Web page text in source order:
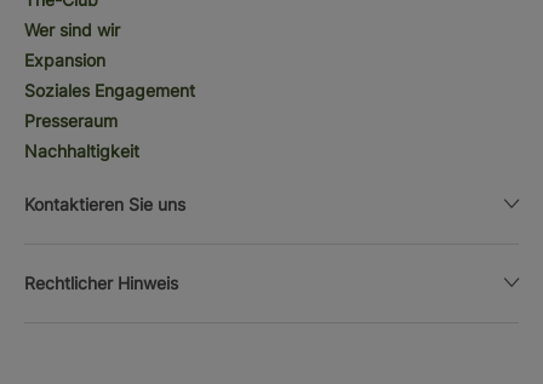
Wer sind wir
Expansion
Soziales Engagement
Presseraum
Nachhaltigkeit
Kontaktieren Sie uns
Rechtlicher Hinweis